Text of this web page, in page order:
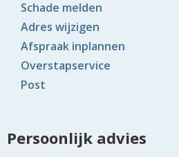
Schade melden
Adres wijzigen
Afspraak inplannen
Overstapservice
Post
Persoonlijk advies